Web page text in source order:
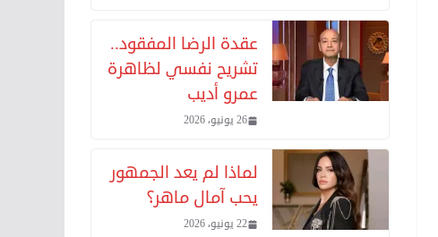
عقدة الرضا المفقود..
تشريح نفسي لظاهرة
عمرو أديب
26 يونيو، 2026
لماذا لم يعد الجمهور
يحب آمال ماهر؟
22 يونيو، 2026